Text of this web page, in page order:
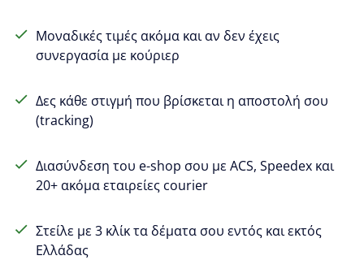
Μοναδικές τιμές ακόμα και αν δεν έχεις
συνεργασία με κούριερ
Δες κάθε στιγμή που βρίσκεται η αποστολή σου
(tracking)
Διασύνδεση του e-shop σου με ACS, Speedex και
20+ ακόμα εταιρείες courier
Στείλε με 3 κλίκ τα δέματα σου εντός και εκτός
Ελλάδας